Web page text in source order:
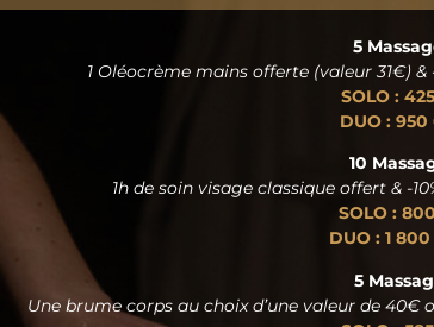
5
1 Oléocrème mains offerte (valeur 31€)
SOLO :
DUO :
10
1h de soin visage classique offert & -
SOLO :
DUO : 1
5
Une brume corps au choix d’une valeur de 40€